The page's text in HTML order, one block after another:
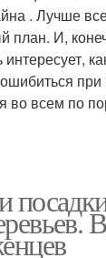
. Лучше
план. И,
во всем по